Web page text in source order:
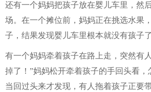
还有一个妈妈把孩子放在婴儿车里，然
场。在一个摊位前，妈妈正在挑选水果
子，结果发现婴儿车里根本就没有孩子了
有一个妈妈牵着孩子在路上走，突然有
掉了！”妈妈松开牵着孩子的手回头看，
当回过头来才发现，有人拖着孩子正要